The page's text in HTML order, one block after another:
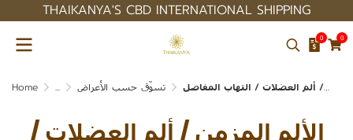
THAIKANYA'S CBD INTERNATIONAL SHIPPING
0 0
Home ... تسوّق حسب الأعراض الألم المزمن / ألم العضلات / التهاب المفاصل